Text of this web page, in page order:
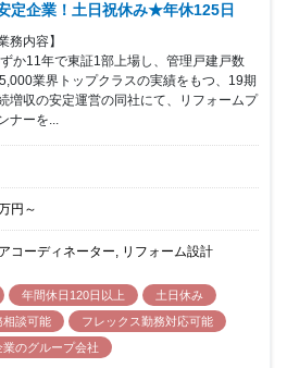
定企業！土日祝休み★年休125日
務内容】
業界トップクラスの実績をもつ、19期
増収の安定運営の同社にて、リフォームプ
ナーを...
円 ～
コーディネーター, リフォーム設計
年間休日120日以上
土日休み
相談可能
フレックス勤務対応可能
業のグループ会社